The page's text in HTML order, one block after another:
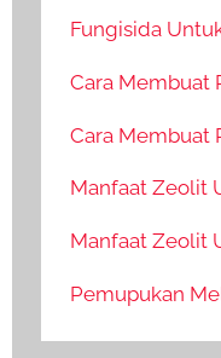
Fungisida
Cara Membuat
Cara Membuat
Manfaat Zeolit
Manfaat Zeolit
Pemupukan